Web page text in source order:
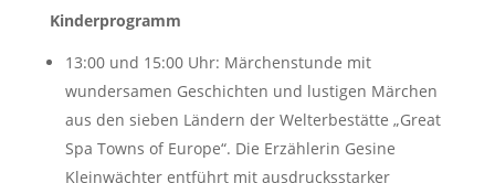
Kinderprogramm
13:00 und 15:00 Uhr: Märchenstunde mit
wundersamen Geschichten und lustigen Märchen
aus den sieben Ländern der Welterbestätte „Great
Spa Towns of Europe“. Die Erzählerin Gesine
Kleinwächter entführt mit ausdrucksstarker